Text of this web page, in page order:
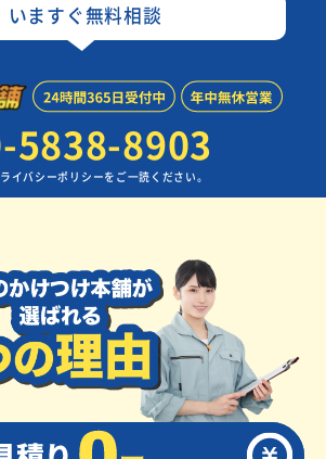
いますぐ無料相談
5838-8903
イバシーポリシーをご一読ください。